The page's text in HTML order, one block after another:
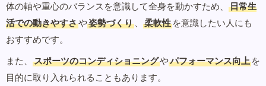
体の軸や重心のバランスを意識して全身を動かすため、
日常生
活での動きやすさや姿勢づくり 、 柔軟性 を意識したい人にも
おすすめです。
また、
スポーツのコンディショニングやパフォーマンス向上 を
目的に取り入れられることもあります。